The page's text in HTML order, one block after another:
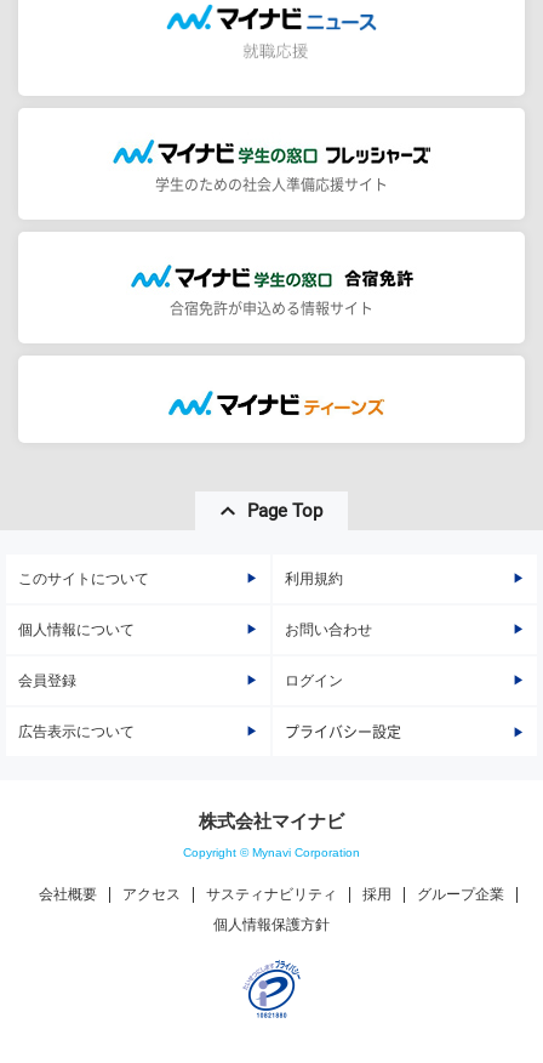
学生のための社会人準備応援サイト
合宿免許が申込める情報サイト
Page Top
このサイトについて 利用規約
個人情報について お問い合わせ
会員登録 ログイン
広告表示について プライバシー設定
株式会社マイナビ
Copyright © Mynavi Corporation
会社概要 アクセス サスティナビリティ 採用
グループ企業
個人情報保護方針